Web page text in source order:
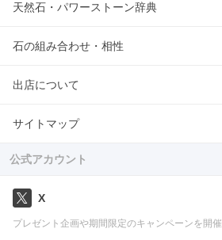
天然石・パワーストーン辞典
石の組み合わせ・相性
出店について
サイトマップ
公式アカウント
X
プレゼント企画や期間限定のキャンペーンを開催